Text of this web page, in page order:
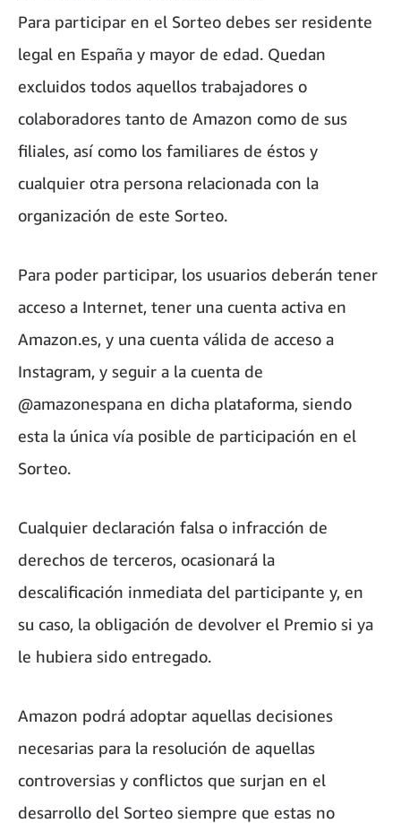
Para participar en el Sorteo debes ser residente
legal en España y mayor de edad. Quedan
excluidos todos aquellos trabajadores o
colaboradores tanto de Amazon como de sus
filiales, así como los familiares de éstos y
cualquier otra persona relacionada con la
organización de este Sorteo.
Para poder participar, los usuarios deberán tener
acceso a Internet, tener una cuenta activa en
Amazon.es, y una cuenta válida de acceso a
Instagram, y seguir a la cuenta de
@amazonespana en dicha plataforma, siendo
esta la única vía posible de participación en el
Sorteo.
Cualquier declaración falsa o infracción de
derechos de terceros, ocasionará la
descalificación inmediata del participante y, en
su caso, la obligación de devolver el Premio si ya
le hubiera sido entregado.
Amazon podrá adoptar aquellas decisiones
necesarias para la resolución de aquellas
controversias y conflictos que surjan en el
desarrollo del Sorteo siempre que estas no